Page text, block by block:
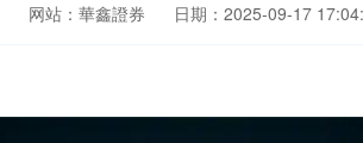
网站：華鑫證券 日期：2025-09-17